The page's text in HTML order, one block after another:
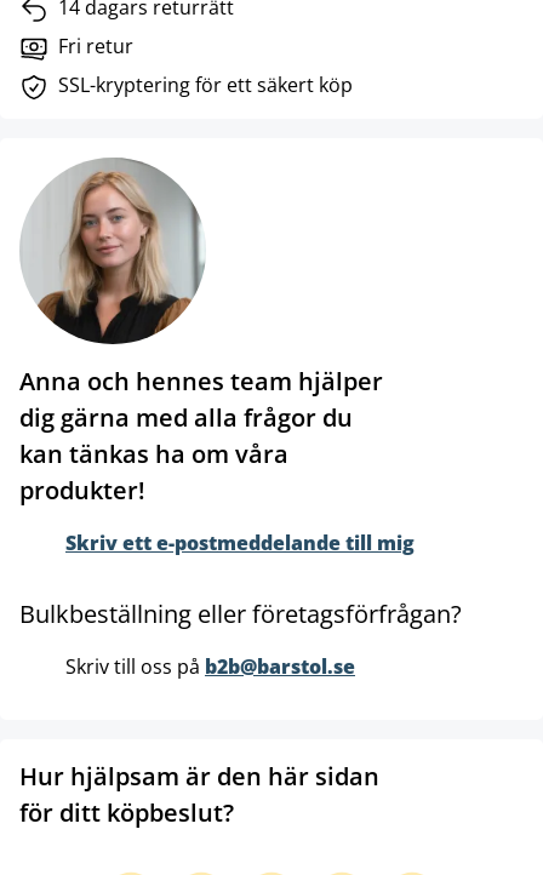
14 dagars returrätt
Fri retur
SSL-kryptering för ett säkert köp
Anna och hennes team hjälper
dig gärna med alla frågor du
kan tänkas ha om våra
produkter!
Skriv ett e-postmeddelande till mig
Bulkbeställning eller företagsförfrågan?
Skriv till oss på b2b@barstol.se
Hur hjälpsam är den här sidan
för ditt köpbeslut?